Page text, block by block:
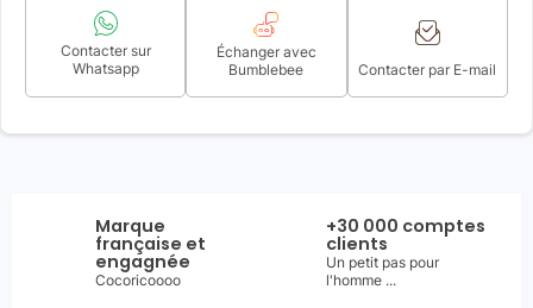
Contacter sur
Whatsapp
Échanger avec
Bumblebee
Contacter par E-mail
Marque
française et
engagnée
Cocoricoooo
+30 000 comptes
clients
Un petit pas pour
l'homme ...